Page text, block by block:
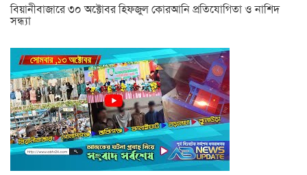
বিয়ানীবাজারে ৩০ অক্টোবর হিফজুল কোরআনি প্রতিযোগিতা ও নাশিদ
সন্ধ্যা